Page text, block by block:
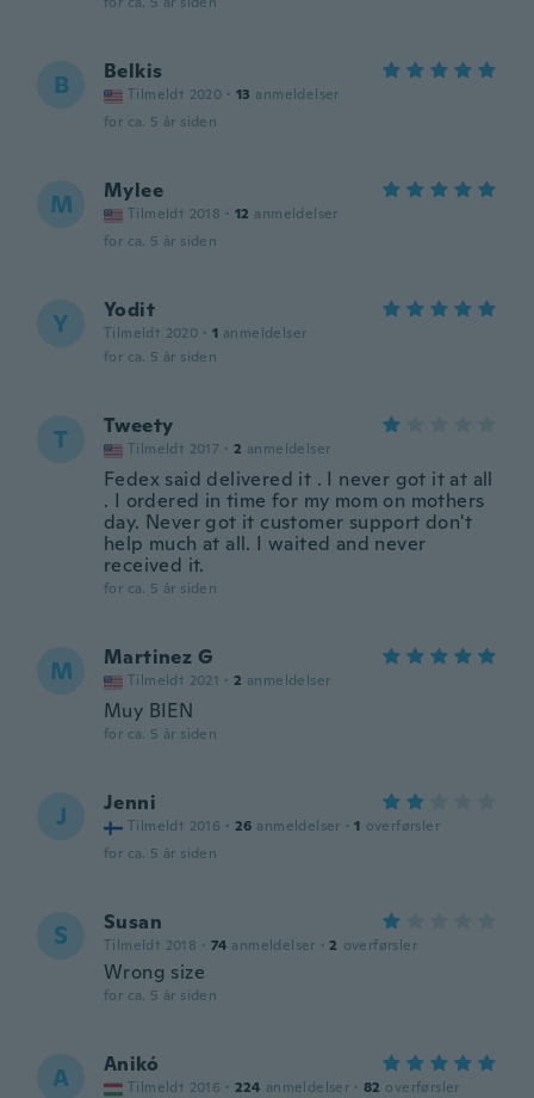
B Belkis
Tilmeldt 2020 · 13 anmeldelser
for ca. 5 år siden
M Mylee
Tilmeldt 2018 · 12 anmeldelser
for ca. 5 år siden
Y Yodit
Tilmeldt 2020 · 1 anmeldelser
for ca. 5 år siden
T Tweety
Tilmeldt 2017 · 2 anmeldelser
Fedex said delivered it . I never got it at all
. I ordered in time for my mom on mothers
day. Never got it customer support don't
help much at all. I waited and never
received it.
for ca. 5 år siden
M Martinez G
Tilmeldt 2021 · 2 anmeldelser
Muy BIEN
for ca. 5 år siden
J Jenni
Tilmeldt 2016 · 26 anmeldelser · 1 overførsler
for ca. 5 år siden
S Susan
Tilmeldt 2018 · 74 anmeldelser · 2 overførsler
Wrong size
for ca. 5 år siden
A Anikó
Tilmeldt 2016 · 224 anmeldelser · 82 overførsler